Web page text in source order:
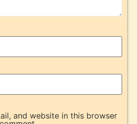
and website in this browser